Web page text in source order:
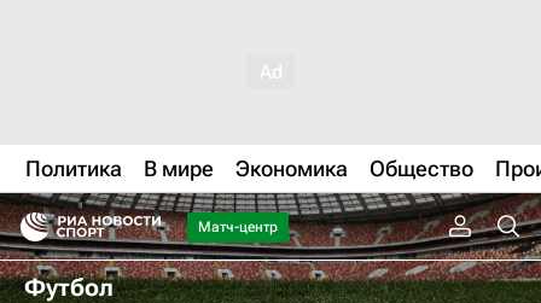
Политика В мире Экономика Общество
Матч-центр
Футбол